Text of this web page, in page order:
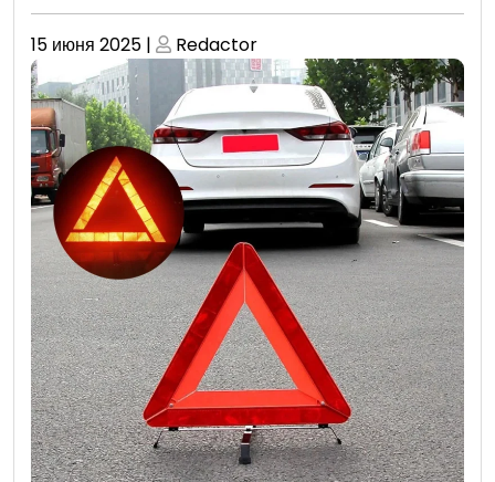
Опубликовано
15 июня 2025 | Опубликовано
Redactor